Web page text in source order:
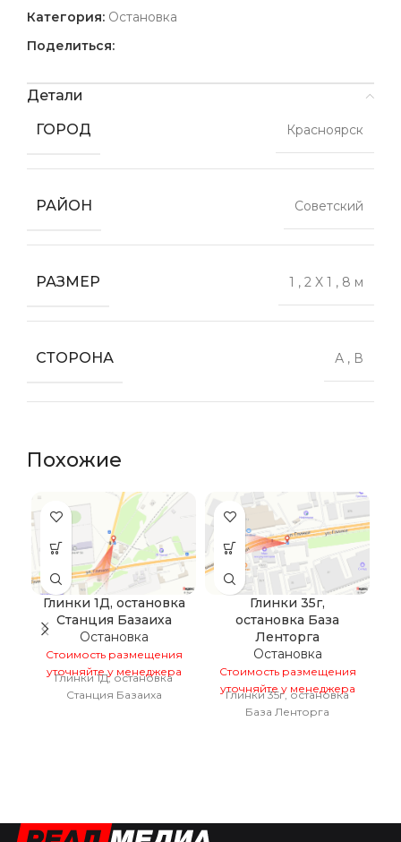
Категория: Остановка
Поделиться:
Детали
ГОРОД
Красноярск
РАЙОН Советский
РАЗМЕР 1 , 2 X 1 , 8 м
СТОРОНА А , В
Похожие
Глинки 1Д, остановка
Станция Базаиха
Остановка
Стоимость размещения
уточняйте у менеджера
Глинки 1Д, остановка
Станция Базаиха
Глинки 35г,
остановка База
Ленторга
Остановка
Стоимость размещения
уточняйте у менеджера
Глинки 35г, остановка
База Ленторга